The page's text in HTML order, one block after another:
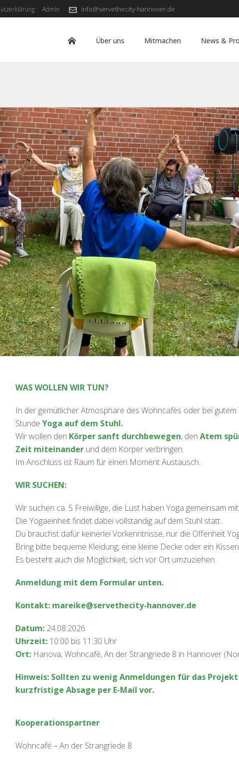
Admin info@servethecity-hannover.de
Über uns Mitmachen News &
WAS WOLLEN WIR TUN?
In der gemütlicher Atmosphäre des Wohncafés oder bei
Stunde Yoga auf dem Stuhl.
Wir wollen den Körper sanft durchbewegen, den Atem
Zeit miteinanderund dem Körper verbringen.
Im Anschluss ist Raum für einen Moment Austausch.
WIR SUCHEN:
Wir suchen ca. 5 Freiwillige, die Lust haben Yoga gemeinsam
Die Yogaeinheit findet dabei vollständig auf dem Stuhl statt.
Du brauchst dafür keinerlei Vorkenntnisse, nur die Offenheit
Bring bitte bequeme Kleidung, eine kleine Decke oder ein
Es besteht auch die Möglichkeit, sich vor Ort umzuziehen.
Anmeldung mit dem Formular unten.
Kontakt: mareike@servethecity-hannover.de
Datum:24.08.2026
Uhrzeit:10:00 bis 11:30 Uhr
Ort:Hanova, Wohncafé, An der Strangriede 8 in Hannover
Hinweis: Sollten zu wenig Anmeldungen für das
kurzfristige Absage per E-Mail vor.
Kooperationspartner
Wohncafé – An der Strangriede 8